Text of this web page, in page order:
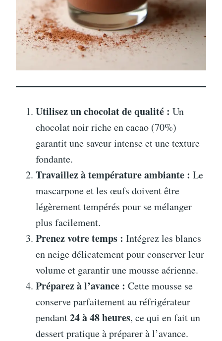
Utilisez un chocolat de qualité : Un
chocolat noir riche en cacao (70%)
garantit une saveur intense et une texture
fondante.
Travaillez à température ambiante : Le
mascarpone et les œufs doivent être
légèrement tempérés pour se mélanger
plus facilement.
Prenez votre temps : Intégrez les blancs
en neige délicatement pour conserver leur
volume et garantir une mousse aérienne.
Préparez à l’avance : Cette mousse se
conserve parfaitement au réfrigérateur
pendant24 à 48 heures, ce qui en fait un
dessert pratique à préparer à l’avance.